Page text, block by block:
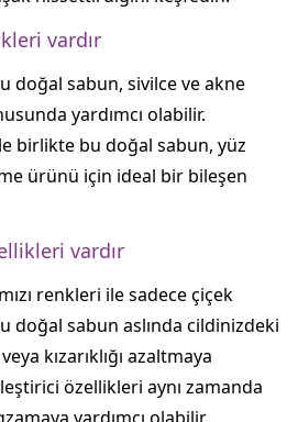
vardır
doğal sabun, sivilce ve akne
yardımcı olabilir.
birlikte bu doğal sabun, yüz
ürünü için ideal bir bileşen
vardır
renkleri ile sadece çiçek
doğal sabun aslında cildinizdeki
kızarıklığı azaltmaya
özellikleri aynı zamanda